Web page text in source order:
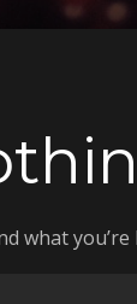
what